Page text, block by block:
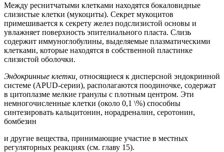
Между реснитчатыми клетками находятся бокаловидные
слизистые клетки (мукоциты). Секрет мукоцитов
примешивается к секрету желез подслизистой основы и
увлажняет поверхность эпителиального пласта. Слизь
содержит иммуноглобулины, выделяемые плазматическими
клетками, которые находятся в собственной пластинке
слизистой оболочки.
Эндокринные клетки, относящиеся к дисперсной эндокринной
системе (APUD-серии), располагаются поодиночке, содержат
в цитоплазме мелкие гранулы с плотным центром. Эти
немногочисленные клетки (около 0,1 \%) способны
синтезировать кальцитонин, норадреналин, серотонин,
бомбезин
и другие вещества, принимающие участие в местных
регуляторных реакциях (см. главу 15).